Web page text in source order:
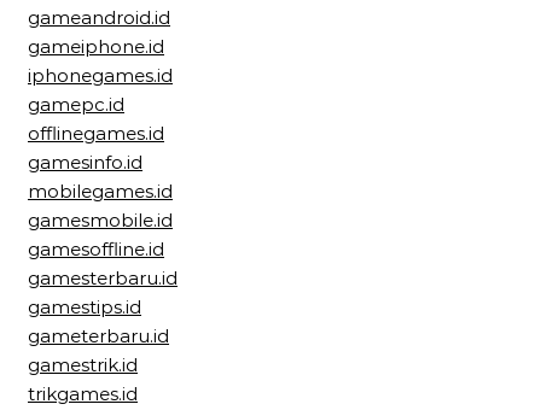
gameandroid.id
gameiphone.id
iphonegames.id
gamepc.id
offlinegames.id
gamesinfo.id
mobilegames.id
gamesmobile.id
gamesoffline.id
gamesterbaru.id
gamestips.id
gameterbaru.id
gamestrik.id
trikgames.id